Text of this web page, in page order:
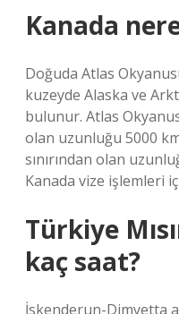
Kanada
Doğuda Atlas
kuzeyde Alaska ve
bulunur. Atlas
olan uzunluğu 5000
sınırından olan
Kanada vize işlemleri
Türkiye
kaç saat?
İskenderun-Dimyetta